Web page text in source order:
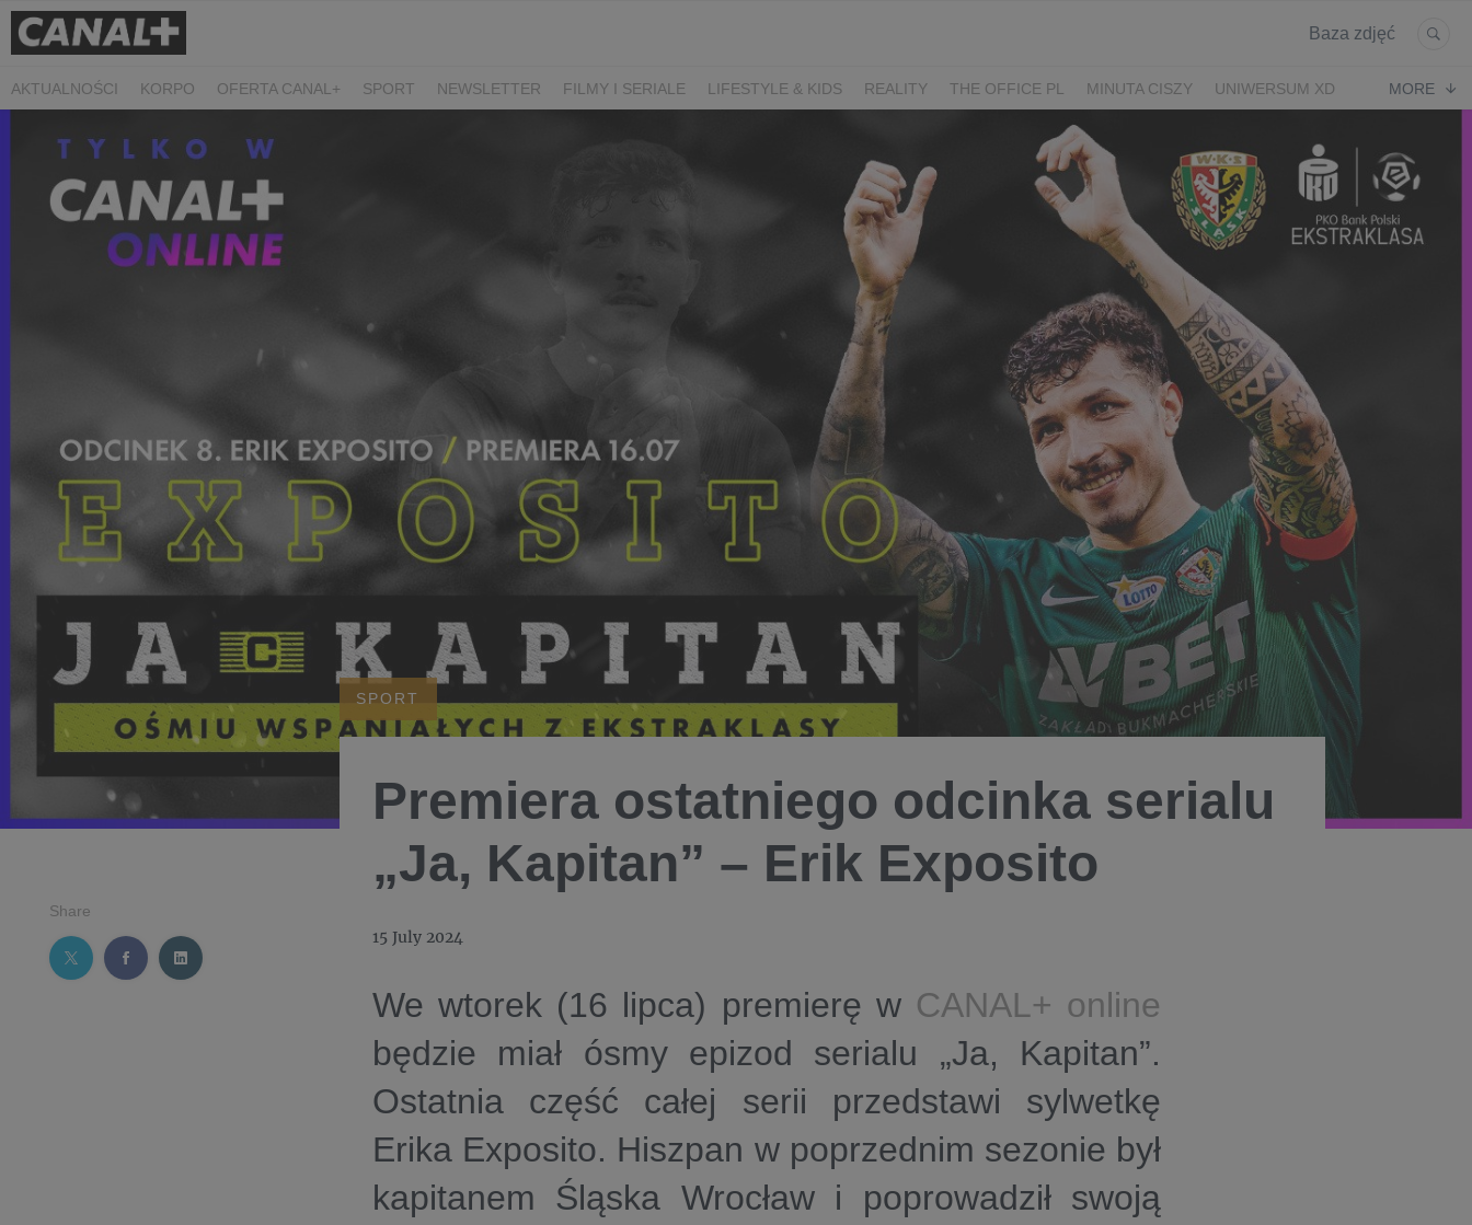
Baza zdjęć
AKTUALNOŚCI KORPO OFERTA CANAL+ SPORT NEWSLETTER FILMY I SERIALE LIFESTYLE & KIDS REALITY THE OFFICE PL MINUTA CISZY
UNIWERSUM XD
POWRÓT
PLANETA SINGLI. OSIEM HISTORII
MORE
Share
SPORT
Premiera ostatniego odcinka serialu
„Ja, Kapitan” – Erik Exposito
15 July 2024
We wtorek (16 lipca) premierę w CANAL+ online
będzie miał ósmy epizod serialu „Ja, Kapitan”.
Ostatnia część całej serii przedstawi sylwetkę
Erika Exposito. Hiszpan w poprzednim sezonie był
kapitanem Śląska Wrocławi poprowadził swoją